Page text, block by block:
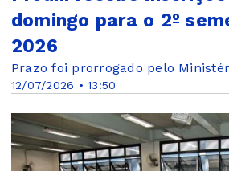
12/07/2026 • 13:50
domingo para o 2º
2026
Prazo foi prorrogado pelo